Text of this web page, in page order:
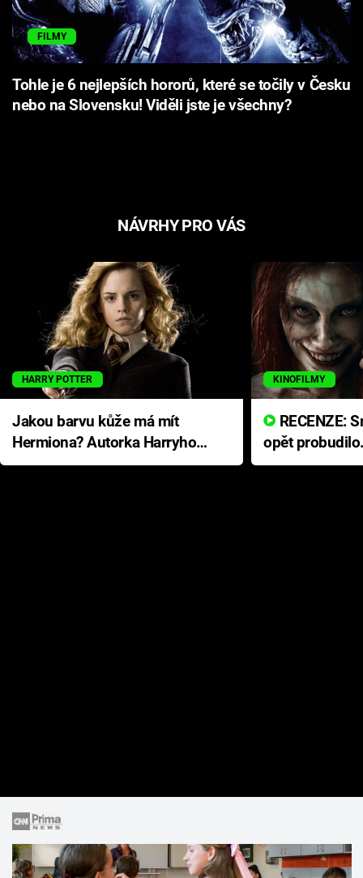
FILMY
Tohle je 6 nejlepších hororů, které se točily v Česku
nebo na Slovensku! Viděli jste je všechny?
NÁVRHY PRO VÁS
HARRY POTTER
Jakou barvu kůže má mít
Hermiona? Autorka Harryho
Pottera přišla s ráznou
KINOFILMY
opět
přichází s